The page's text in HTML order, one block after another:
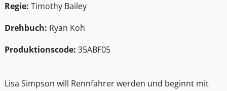
Regie: Timothy Bailey
Drehbuch: Ryan Koh
Produktionscode: 35ABF05
Lisa Simpson will Rennfahrer werden und beginnt mit